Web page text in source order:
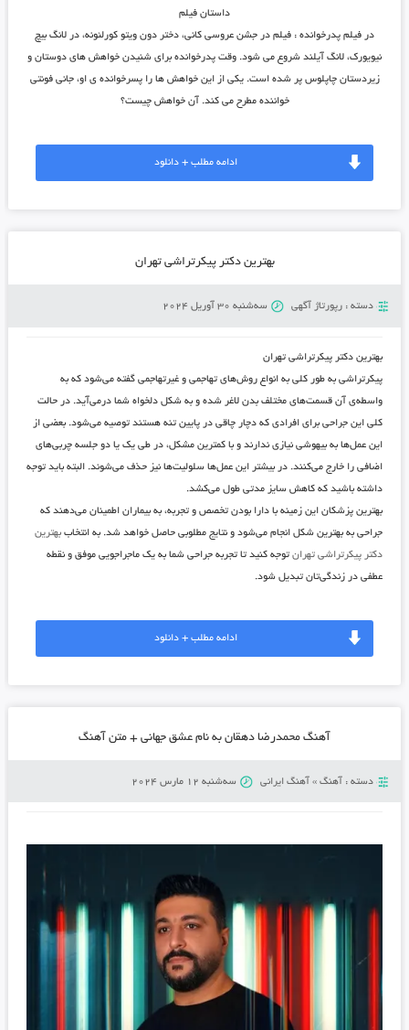
داستان فیلم
در فیلم پدرخوانده : فیلم در جشن عروسی کانی، دختر دون ویتو کورلئونه، در لانگ بیچ
نیویورک، لانگ آیلند شروع می شود. وقت پدرخوانده برای شنیدن خواهش های دوستان و
زیردستان چاپلوس پر شده است. یکی از این خواهش ها را پسرخوانده ی او، جانی فونتی
خواننده مطرح می کند. آن خواهش چیست؟
ادامه مطلب + دانلود
بهترین دکتر پیکرتراشی تهران
دسته : رپورتاژ آگهی سه‌شنبه 30 آوریل 2024
بهترین دکتر پیکرتراشی تهران
پیکرتراشی به طور کلی به انواع روش‌های تهاجمی و غیرتهاجمی گفته می‌شود که به
واسطه‌ی آن قسمت‌های مختلف بدن لاغر شده و به شکل دلخواه شما درمی‌آید. در حالت
کلی این جراحی برای افرادی که دچار چاقی در پایین تنه هستند توصیه می‌شود. بعضی از
این عمل‌ها به بیهوشی نیازی ندارند و با کمترین مشکل، در طی یک یا دو جلسه چربی‌های
اضافی را خارج می‌کنند. در بیشتر این عمل‌ها سلولیت‌ها نیز حذف می‌شوند. البته باید توجه
داشته باشید که کاهش سایز مدتی طول می‌کشد.
بهترین پزشکان این زمینه با دارا بودن تخصص و تجربه، به بیماران اطمینان می‌دهند که
جراحی به بهترین شکل انجام می‌شود و نتایج مطلوبی حاصل خواهد شد. به انتخاب بهترین
دکتر پیکرتراشی تهرانتوجه کنید تا تجربه جراحی شما به یک ماجراجویی موفق و نقطه
عطفی در زندگی‌تان تبدیل شود.
ادامه مطلب + دانلود
آهنگ محمدرضا دهقان به نام عشق جهانی + متن آهنگ
دسته : آهنگ» آهنگ ایرانی سه‌شنبه 12 مارس 2024